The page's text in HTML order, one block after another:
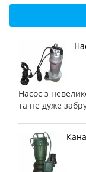
Насос з
та не дуже